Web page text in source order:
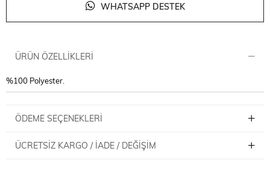
WHATSAPP DESTEK
ÜRÜN ÖZELLIKLERI
%100 Polyester.
ÖDEME SEÇENEKLERI
ÜCRETSIZ KARGO / İADE / DEĞIŞIM